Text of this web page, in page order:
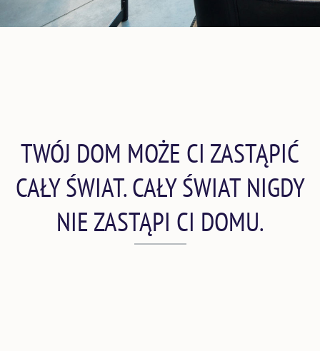
TWÓJ DOM MOŻE CI ZASTĄPIĆ
CAŁY ŚWIAT. CAŁY ŚWIAT NIGDY
NIE ZASTĄPI CI DOMU.